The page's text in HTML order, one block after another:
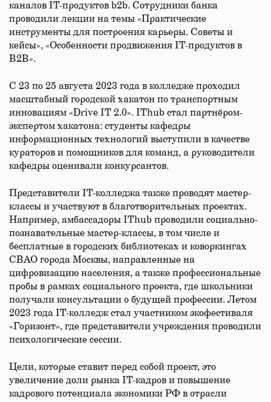
каналов IT-продуктов b2b. Сотрудники банка
проводили лекции на темы «Практические
инструменты для построения карьеры. Советы и
кейсы», «Особенности продвижения IT-продуктов в
B2B».
С 23 по 25 августа 2023 года в колледже проходил
масштабный городской хакатон по транспортным
инновациям «Drive IT 2.0». IThub стал партнёром-
экспертом хакатона: студенты кафедры
информационных технологий выступили в качестве
кураторов и помощников для команд, а руководители
кафедры оценивали конкурсантов.
Представители IT-колледжа также проводят мастер-
классы и участвуют в благотворительных проектах.
Например, амбассадоры IThub проводили социально-
познавательные мастер-классы, в том числе и
бесплатные в городских библиотеках и коворкингах
СВАО города Москвы, направленные на
цифровизацию населения, а также профессиональные
пробы в рамках социального проекта, где школьники
получали консультации о будущей профессии. Летом
2023 года IT-колледж стал участником экофестиваля
«Горизонт», где представители учреждения проводили
психологические сессии.
Цели, которые ставит перед собой проект, это
увеличение доли рынка IT-кадров и повышение
кадрового потенциала экономики РФ в отрасли